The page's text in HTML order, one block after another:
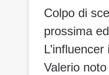
Colpo di
prossima
Valerio